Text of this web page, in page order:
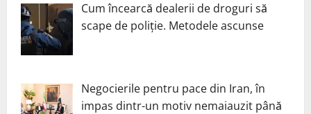
Cum încearcă dealerii de droguri să
scape de poliție. Metodele ascunse
Negocierile pentru pace din Iran, în
impas dintr-un motiv nemaiauzit până